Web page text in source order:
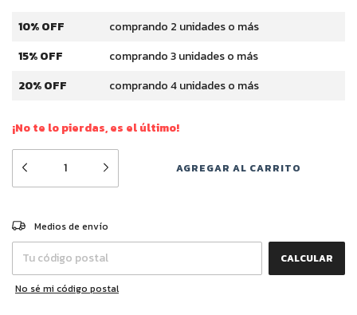
10% OFF
comprando 2 unidades o más
15% OFF
comprando 3 unidades o más
20% OFF
comprando 4 unidades o más
¡No te lo pierdas, es el último!
Entregas para el CP:
Medios de envío
CALCULAR
No sé mi código postal